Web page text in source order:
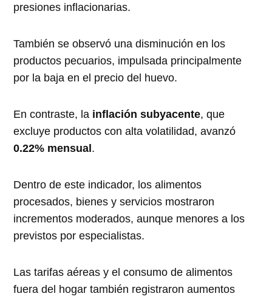
presiones inflacionarias.
También se observó una disminución en los
productos pecuarios, impulsada principalmente
por la baja en el precio del huevo.
En contraste, la inflación subyacente, que
excluye productos con alta volatilidad, avanzó
0.22% mensual.
Dentro de este indicador, los alimentos
procesados, bienes y servicios mostraron
incrementos moderados, aunque menores a los
previstos por especialistas.
Las tarifas aéreas y el consumo de alimentos
fuera del hogar también registraron aumentos